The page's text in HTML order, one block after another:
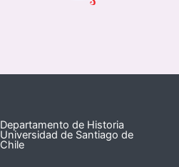
Departamento de Historia
Universidad de Santiago de
Chile